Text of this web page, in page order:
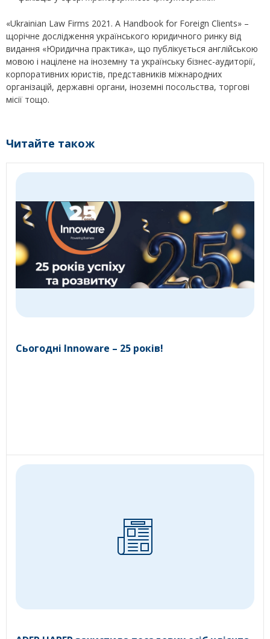
«Ukrainian Law Firms 2021. А Handbook for Foreign Clients» –
щорічне дослідження українського юридичного ринку від
видання «Юридична практика», що публікується англійською
мовою і націлене на іноземну та українську бізнес-аудиторії,
корпоративних юристів, представників міжнародних
організацій, державні органи, іноземні посольства, торгові
місії тощо.
Читайте також
Сьогодні Innoware – 25 років!